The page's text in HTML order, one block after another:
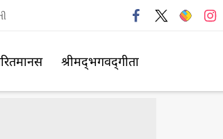
श्रीमद्‍भगवद्‍गीता